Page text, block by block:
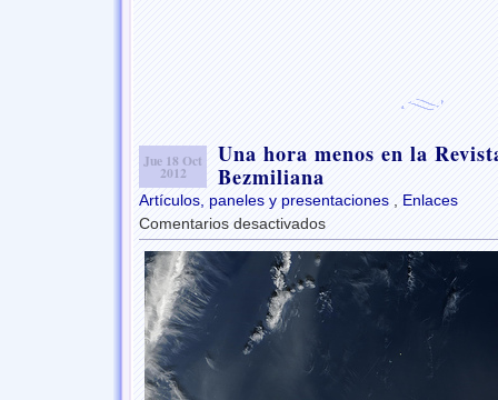
Jue 18 Oct
2012
Una hora menos en la
Bezmiliana
Artículos, paneles y presentaciones , Enlaces
Comentarios desactivadosen
Una
menos
en